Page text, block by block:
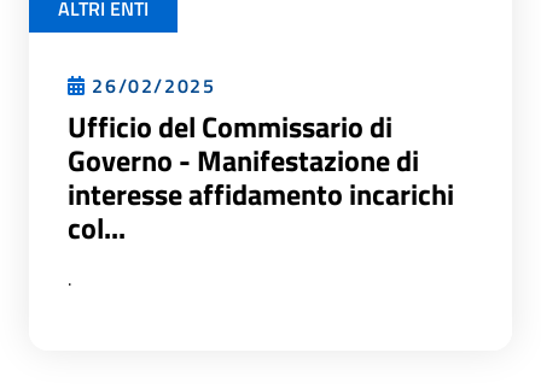
ALTRI ENTI
26/02/2025
Ufficio del Commissario di
Governo - Manifestazione di
interesse affidamento incarichi
col...
.